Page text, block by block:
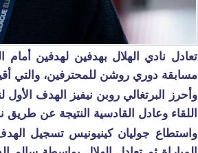
تعادل نادي الهلال بهدفين لهدفين
مسابقة دوري روشن للمحترفين، والتي
اللقاء وعادل القادسية النتيجة عن طريق